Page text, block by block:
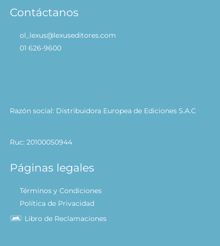
Contáctanos
ol_lexus@lexuseditores.com
01 626-9600
Razón social: Distribuidora Europea de Ediciones S.A.C
Ruc: 20100050944
Páginas legales
Términos y Condiciones
Política de Privacidad
Libro de Reclamaciones